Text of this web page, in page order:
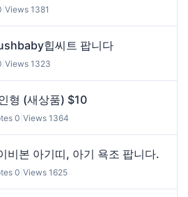
Views 1381
힙씨트 팝니다
Views 1323
형 (새상품) $10
0 Views 1364
비본 아기띠, 아기 욕조 팝니다.
0 Views 1625